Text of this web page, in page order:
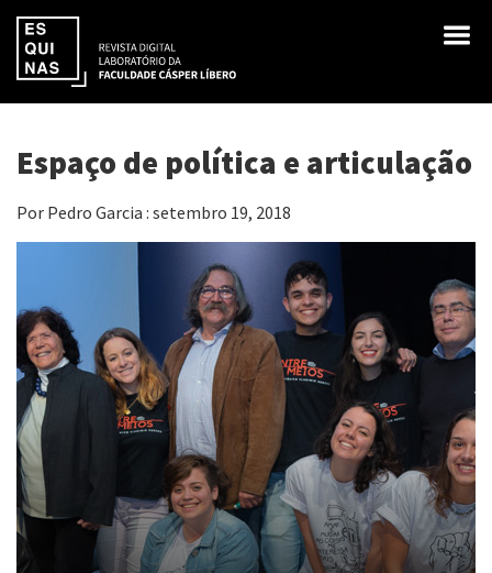
Espaço de política e articulação
Por Pedro Garcia : setembro 19, 2018